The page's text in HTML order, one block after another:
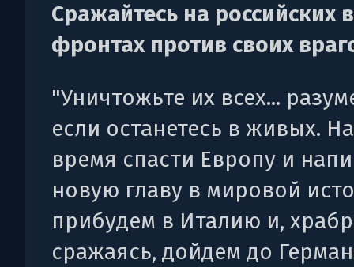
Сражайтесь на российских
фронтах против своих
"Уничтожьте их всех...
если останетесь в живых.
время спасти Европу и
новую главу в мировой
прибудем в Италию и,
сражаясь, дойдем до